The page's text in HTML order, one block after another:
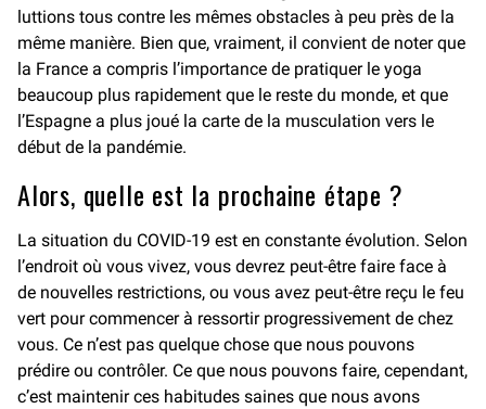
luttions tous contre les mêmes obstacles à peu près de la
même manière. Bien que, vraiment, il convient de noter que
la France a compris l’importance de pratiquer le yoga
beaucoup plus rapidement que le reste du monde, et que
l’Espagne a plus joué la carte de la musculation vers le
début de la pandémie.
Alors, quelle est la prochaine étape ?
La situation du COVID-19 est en constante évolution. Selon
l’endroit où vous vivez, vous devrez peut-être faire face à
de nouvelles restrictions, ou vous avez peut-être reçu le feu
vert pour commencer à ressortir progressivement de chez
vous. Ce n’est pas quelque chose que nous pouvons
prédire ou contrôler. Ce que nous pouvons faire, cependant,
c’est maintenir ces habitudes saines que nous avons